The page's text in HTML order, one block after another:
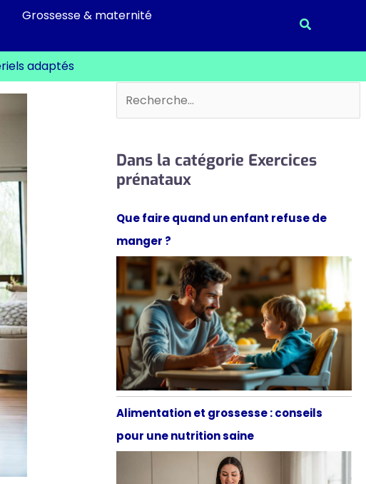
Grossesse & maternité
adaptés
Rechercher
Dans la catégorie Exercices
prénataux
Que faire quand un enfant refuse de
manger ?
Alimentation et grossesse : conseils
pour une nutrition saine